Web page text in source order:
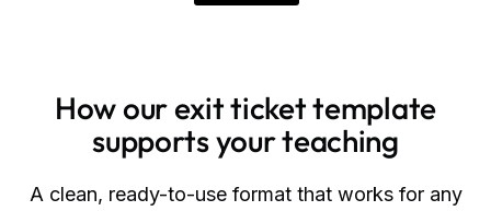
How our exit ticket template
supports your teaching
A clean, ready-to-use format that works for any